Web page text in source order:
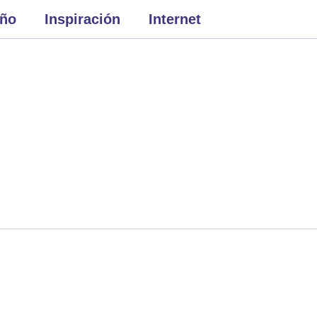
Inspiración Internet